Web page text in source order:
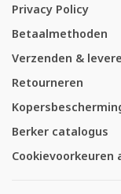
Privacy Policy
Betaalmethoden
Verzenden &
Retourneren
Berker catalogus
Cookievoorkeuren